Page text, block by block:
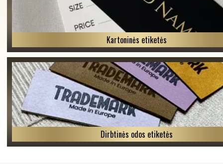
Kartoninės etiketės
Dirbtinės odos etiketės